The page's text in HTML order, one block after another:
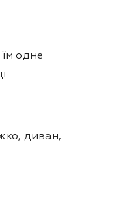
одне
диван,